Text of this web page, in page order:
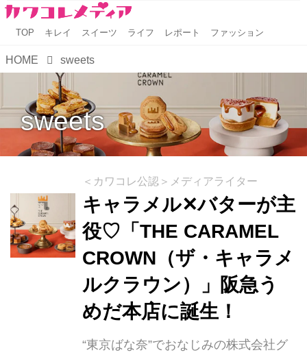
TOP キレイ スイーツ ライフ レポート ファッション
HOME sweets
sweets
＜カワコレ公認＞メディアライター
キャラメル✕バターが主
役♡「THE CARAMEL
CROWN（ザ・キャラメ
ルクラウン）」阪急う
めだ本店に誕生！
“東京ばな奈”でおなじみの株式会社グ